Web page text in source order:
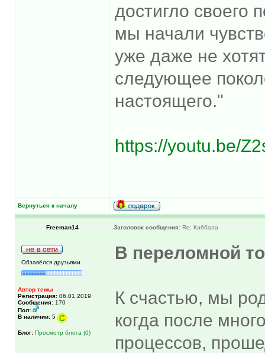
достигло своего
мы начали
уже даже не
следующее
настоящего."
https://youtu.be/
Вернуться к началу
Freeman14 Заголовок сообщения: Re: Каббала
Обзавёлся друзьями
Автор темы
Регистрация: 06.01.2019
Сообщения: 170
Пол:
В наличии: 5
Блог: Просмотр блога (0)
В переломной
К счастью, мы
когда после
процессов,